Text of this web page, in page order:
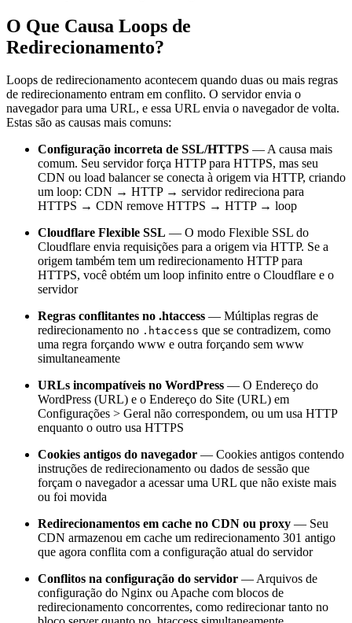
O Que Causa Loops de
Redirecionamento?
Loops de redirecionamento acontecem quando duas ou mais regras
de redirecionamento entram em conflito. O servidor envia o
navegador para uma URL, e essa URL envia o navegador de volta.
Estas são as causas mais comuns:
Configuração incorreta de SSL/HTTPS — A causa mais
comum. Seu servidor força HTTP para HTTPS, mas seu
CDN ou load balancer se conecta à origem via HTTP, criando
um loop: CDN → HTTP → servidor redireciona para
HTTPS → CDN remove HTTPS → HTTP → loop
Cloudflare Flexible SSL — O modo Flexible SSL do
Cloudflare envia requisições para a origem via HTTP. Se a
origem também tem um redirecionamento HTTP para
HTTPS, você obtém um loop infinito entre o Cloudflare e o
servidor
Regras conflitantes no .htaccess — Múltiplas regras de
redirecionamento no .htaccess que se contradizem, como
uma regra forçando www e outra forçando sem www
simultaneamente
URLs incompatíveis no WordPress — O Endereço do
WordPress (URL) e o Endereço do Site (URL) em
Configurações > Geral não correspondem, ou um usa HTTP
enquanto o outro usa HTTPS
Cookies antigos do navegador — Cookies antigos contendo
instruções de redirecionamento ou dados de sessão que
forçam o navegador a acessar uma URL que não existe mais
ou foi movida
Redirecionamentos em cache no CDN ou proxy — Seu
CDN armazenou em cache um redirecionamento 301 antigo
que agora conflita com a configuração atual do servidor
Conflitos na configuração do servidor — Arquivos de
configuração do Nginx ou Apache com blocos de
redirecionamento concorrentes, como redirecionar tanto no